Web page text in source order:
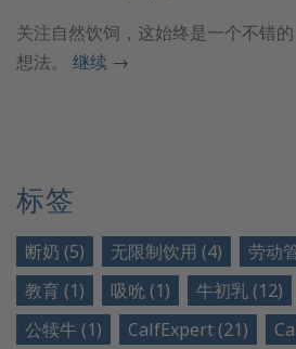
关注自然饮饲，这始终是一个不错的
想法。 继续 →
标签
断奶 (5) 无限制饮用 (4) 劳动
教育 (1)
吸吮 (1) 牛初乳 (12)
公犊牛 (1)
CalfExpert (21)